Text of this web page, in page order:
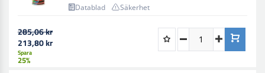
Datablad
Säkerhet
285,06 kr
213,80 kr
Spara
25%